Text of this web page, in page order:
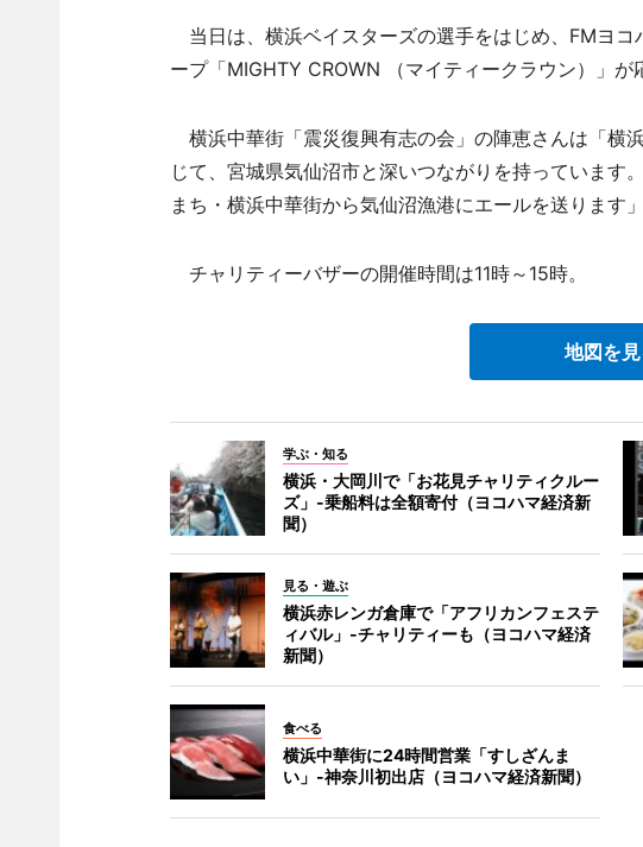
当日は、横浜ベイスターズの選手をはじめ、FMヨ
ープ「MIGHTY CROWN （マイティークラウン）」が
横浜中華街「震災復興有志の会」の陣恵さんは「横
じて、宮城県気仙沼市と深いつながりを持っています
まち・横浜中華街から気仙沼漁港にエールを送ります
チャリティーバザーの開催時間は11時～15時。
地図を
学ぶ・知る
横浜・大岡川で「お花見チャリティクルー
ズ」-乗船料は全額寄付（ヨコハマ経済新
聞）
見る・遊ぶ
横浜赤レンガ倉庫で「アフリカンフェステ
ィバル」-チャリティーも（ヨコハマ経済
新聞）
食べる
横浜中華街に24時間営業「すしざんま
い」-神奈川初出店（ヨコハマ経済新聞）